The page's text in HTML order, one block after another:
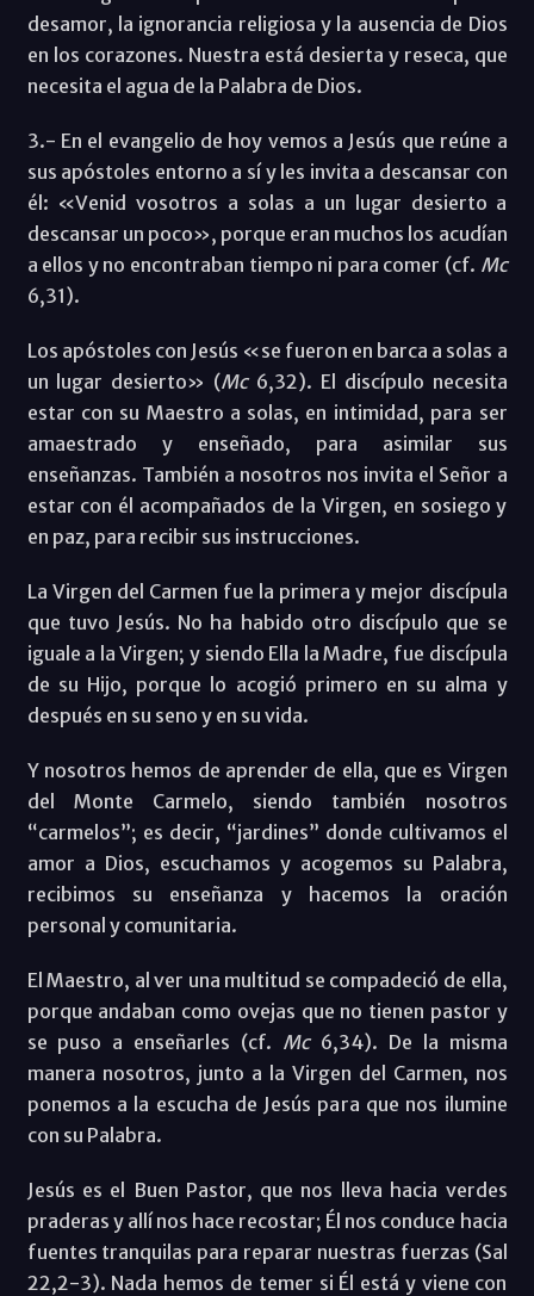
desamor, la ignorancia religiosa y la ausencia de Dios
en los corazones. Nuestra está desierta y reseca, que
necesita el agua de la Palabra de Dios.
3.- En el evangelio de hoy vemos a Jesús que reúne a
sus apóstoles entorno a sí y les invita a descansar con
él: «Venid vosotros a solas a un lugar desierto a
descansar un poco», porque eran muchos los acudían
a ellos y no encontraban tiempo ni para comer (cf. Mc
6,31).
Los apóstoles con Jesús «se fueron en barca a solas a
un lugar desierto» (Mc6,32). El discípulo necesita
estar con su Maestro a solas, en intimidad, para ser
amaestrado y enseñado, para asimilar sus
enseñanzas. También a nosotros nos invita el Señor a
estar con él acompañados de la Virgen, en sosiego y
en paz, para recibir sus instrucciones.
La Virgen del Carmen fue la primera y mejor discípula
que tuvo Jesús. No ha habido otro discípulo que se
iguale a la Virgen; y siendo Ella la Madre, fue discípula
de su Hijo, porque lo acogió primero en su alma y
después en su seno y en su vida.
Y nosotros hemos de aprender de ella, que es Virgen
del Monte Carmelo, siendo también nosotros
“carmelos”; es decir, “jardines” donde cultivamos el
amor a Dios, escuchamos y acogemos su Palabra,
recibimos su enseñanza y hacemos la oración
personal y comunitaria.
El Maestro, al ver una multitud se compadeció de ella,
porque andaban como ovejas que no tienen pastor y
se puso a enseñarles (cf. Mc6,34). De la misma
manera nosotros, junto a la Virgen del Carmen, nos
ponemos a la escucha de Jesús para que nos ilumine
con su Palabra.
Jesús es el Buen Pastor, que nos lleva hacia verdes
praderas y allí nos hace recostar; Él nos conduce hacia
fuentes tranquilas para reparar nuestras fuerzas (Sal
22,2-3). Nada hemos de temer si Él está y viene con